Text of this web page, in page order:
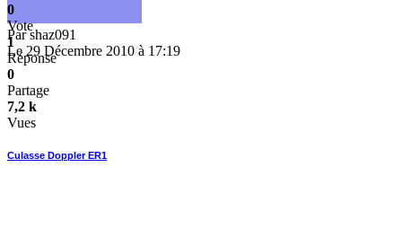
Parshaz091
Le 29 Décembre 2010 à 17:19
0
Vote
1
Réponse
0
Partage
7,2 k
Vues
Culasse Doppler ER1